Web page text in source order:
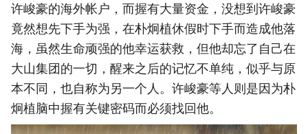
许峻豪的海外帐户，而握有大量资金，没想到许峻豪
竟然想先下手为强，在朴炯植休假时下手而造成他落
海，虽然生命顽强的他幸运获救，但他却忘了自己在
大山集团的一切，醒来之后的记忆不单纯，似乎与原
本不同，也自称为另一个人。许峻豪等人则是因为朴
炯植脑中握有关键密码而必须找回他。